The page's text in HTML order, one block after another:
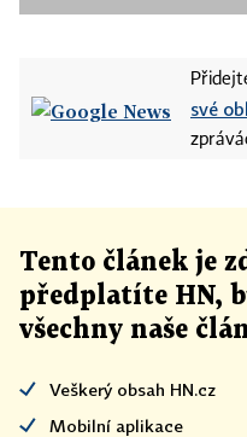
své
Tento článek je
předplatíte HN,
všechny naše
Veškerý obsah HN.cz
Mobilní aplikace